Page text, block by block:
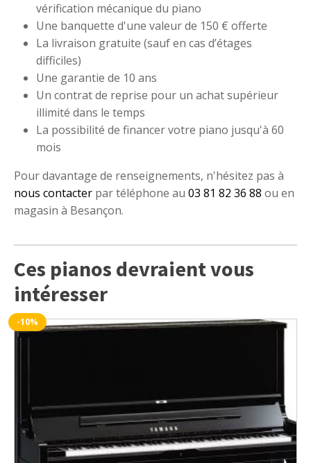
vérification mécanique du piano
Une banquette d'une valeur de 150 € offerte
La livraison gratuite (sauf en cas d’étages
difficiles)
Une garantie de 10 ans
Un contrat de reprise pour un achat supérieur
illimité dans le temps
La possibilité de financer votre piano jusqu'à 60
mois
Pour davantage de renseignements, n'hésitez pas à
nous contacter par téléphone au 03 81 82 36 88 ou en
magasin à Besançon.
Ces pianos devraient vous
intéresser
-10%
Ce
Les
options
peuvent